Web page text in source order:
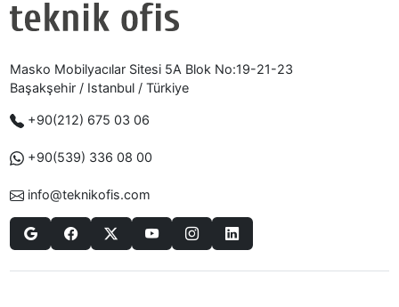
Masko Mobilyacılar Sitesi 5A Blok No:19-21-23
Başakşehir / Istanbul / Türkiye
+90(212) 675 03 06
+90(539) 336 08 00
info@teknikofis.com